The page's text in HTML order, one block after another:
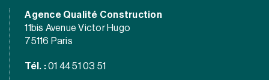
Agence Qualité Construction
11bis Avenue Victor Hugo
75116 Paris
Tél. : 01 44 51 03 51